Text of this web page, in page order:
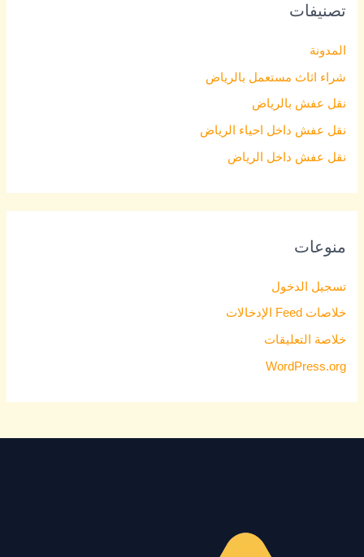
تصنيفات
المدونة
شراء اثاث مستعمل بالرياض
نقل عفش بالرياض
نقل عفش داخل احياء الرياض
نقل عفش داخل الرياض
منوعات
تسجيل الدخول
خلاصات Feed الإدخالات
خلاصة التعليقات
WordPress.org